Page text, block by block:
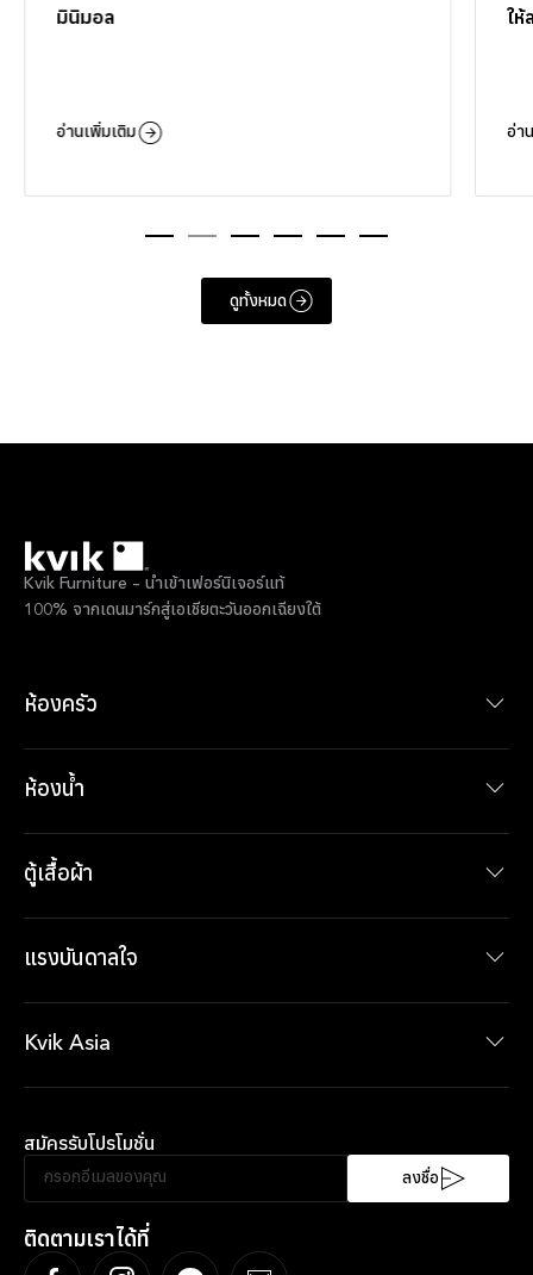
มินิมอล
อ่านเพิ่มเติม
ให้
อ่า
ดูทั้งหมด
Kvik Furniture – นำเข้าเฟอร์นิเจอร์แท้
100% จากเดนมาร์กสู่เอเชียตะวันออกเฉียงใต้
ห้องครัว
ผลิตภัณฑ์ภายในห้องครัว
ห้องน้ำ
ผลิตภัณฑ์ภายในห้องน้ำ
ตู้เสื้อผ้า
ผลิตภัณฑ์ภายในตู้เสื้อผ้า
แรงบันดาลใจ
ข้อเสนอปัจจุบัน
Kvik Asia
ความยั่งยืน
SociableKitchen®
ติดตามเราได้ที่
สมัครรับโปรโมชั่น
ลงชื่อ